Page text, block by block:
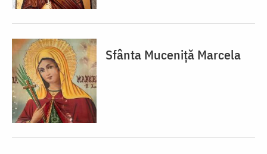
Sfânta Muceniță Marcela